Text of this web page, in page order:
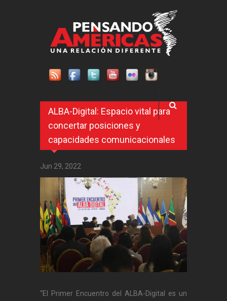
ALBA-Digital: Espacio vital para
concertar posiciones y
capacidades comunicacionales
Jun 29, 2022
“El Primer Encuentro del ALBA-Digital es un